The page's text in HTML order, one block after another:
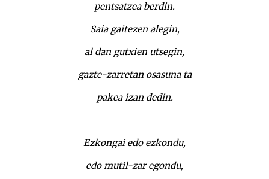
pentsatzea berdin.
Saia gaitezen alegin,
al dan gutxien utsegin,
gazte-zarretan osasuna ta
pakea izan dedin.
Ezkongai edo ezkondu,
edo mutil-zar egondu,